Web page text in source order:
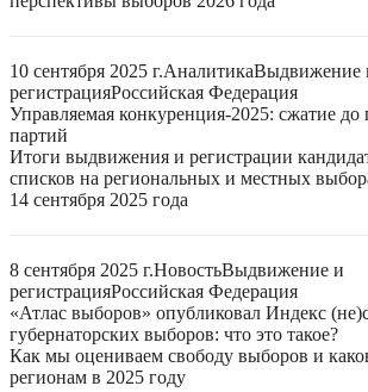
10 сентября 2025 г.АналитикаВыдвижение
регистрацияРоссийская Федерация
Управляемая конкуренция-2025: сжатие до
партий
Итоги выдвижения и регистрации
списков на региональных и местных
14 сентября 2025 года
8 сентября 2025 г.НовостьВыдвижение и
регистрацияРоссийская Федерация
«Атлас выборов» опубликовал Индекс
губернаторских выборов: что это такое?
Как мы оцениваем свободу выборов и
регионам в 2025 году